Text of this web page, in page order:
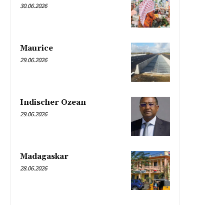
30.06.2026
Maurice
29.06.2026
Indischer Ozean
29.06.2026
Madagaskar
28.06.2026